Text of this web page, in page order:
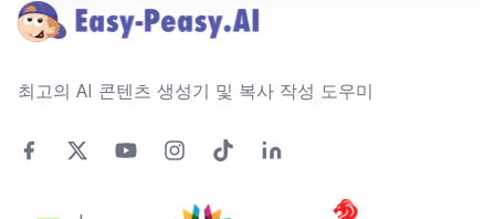
최고의 AI 콘텐츠 생성기 및 복사 작성 도우미